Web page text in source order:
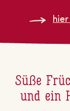
Süße
und ein